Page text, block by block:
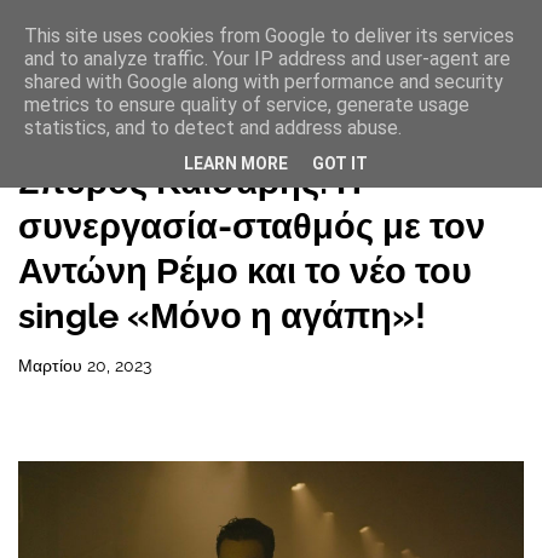
Αρχική σελίδα
Σπύρος Καίσαρης: Η
συνεργασία-σταθμός με τον
Αντώνη Ρέμο και το νέο του
single «Μόνο η αγάπη»!
Μαρτίου 20, 2023
This site uses cookies from Google to deliver its services
and to analyze traffic. Your IP address and user-agent are
shared with Google along with performance and security
metrics to ensure quality of service, generate usage
statistics, and to detect and address abuse.
LEARN MORE GOT IT